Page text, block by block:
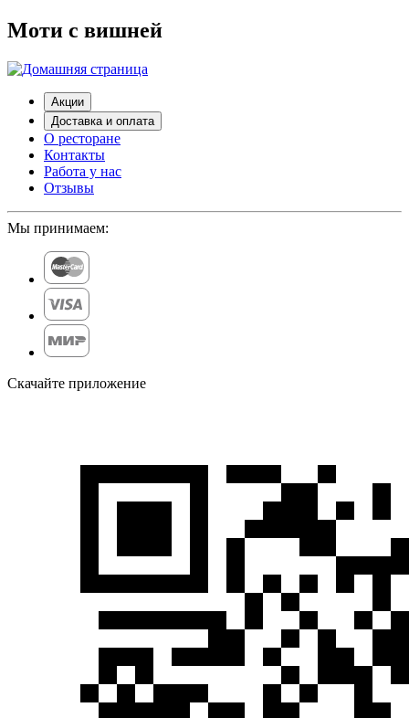
Моти с вишней
Акции
Доставка и оплата
О ресторане
Контакты
Работа у нас
Отзывы
Мы принимаем:
Скачайте приложение